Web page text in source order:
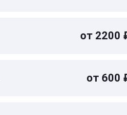
от 2200
от 600